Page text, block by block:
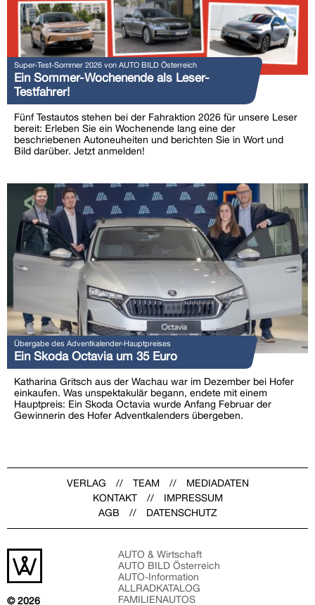
Super-Test-Sommer 2026 von AUTO BILD Österreich
Ein Sommer-Wochenende als Leser-
Testfahrer!
Fünf Testautos stehen bei der Fahraktion 2026 für unsere Leser
bereit: Erleben Sie ein Wochenende lang eine der
beschriebenen Autoneuheiten und berichten Sie in Wort und
Bild darüber. Jetzt anmelden!
Übergabe des Adventkalender-Hauptpreises
Ein Skoda Octavia um 35 Euro
Katharina Gritsch aus der Wachau war im Dezember bei Hofer
einkaufen. Was unspektakulär begann, endete mit einem
Hauptpreis: Ein Skoda Octavia wurde Anfang Februar der
Gewinnerin des Hofer Adventkalenders übergeben.
VERLAG TEAM
MEDIADATEN
KONTAKT
IMPRESSUM
AGB
DATENSCHUTZ
© 2026
AUTO & Wirtschaft
AUTO BILD Österreich
AUTO-Information
ALLRADKATALOG
FAMILIENAUTOS